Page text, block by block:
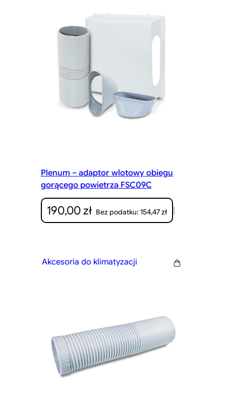
Plenum – adaptor wlotowy obiegu
gorącego powietrza FSC09C
190,00zł Bez podatku: 154,47zł |
Akcesoria do klimatyzacji